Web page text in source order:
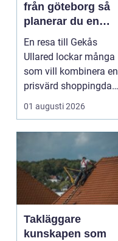
från göteborg så
planerar du en
smidig
shoppingdag
En resa till Gekås
Ullared lockar många
som vill kombinera en
prisvärd shoppingdag
med en enkel och ...
01 augusti 2026
Takläggare
kunskapen som